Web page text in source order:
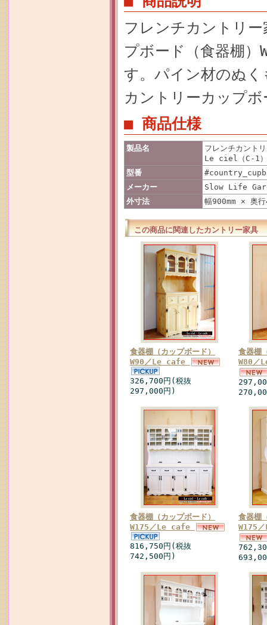
フレンチカントリ
プボード（食器棚
す。パイン材のぬ
カントリーカップ
■ 商品仕様
製品名
フレンチカント
Le ciel（C-1
型番
メーカー
Slow Life
外寸法
幅900mm × 奥
この商品に関連したカントリー家具
食器棚（カップボード）
W90／Le cafe
326,700円(税抜
297,000円)
食器棚
W80／
食器棚（カップボード）
W175／Le cafe
816,750円(税抜
742,500円)
食器棚
W175